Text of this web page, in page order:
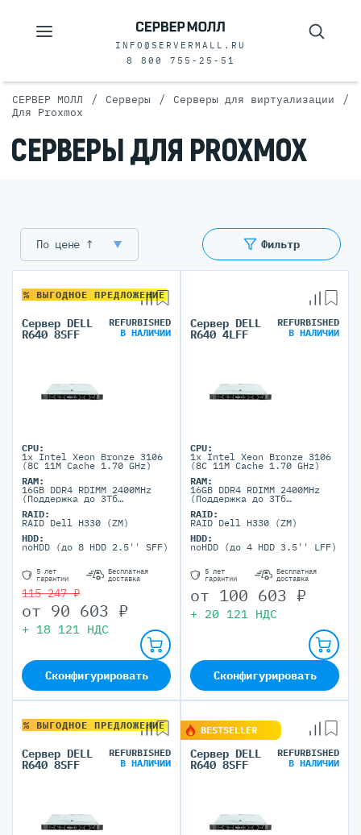
INFO@SERVERMALL.RU
8 800 755-25-51
СЕРВЕР МОЛЛ / Серверы / Серверы для виртуализации /
Для Proxmox
СЕРВЕРЫ ДЛЯ PROXMOX
Фильтр
По цене ↑
% ВЫГОДНОЕ ПРЕДЛОЖЕНИЕ
Сервер DELL
R640 8SFF
REFURBISHED
В НАЛИЧИИ
CPU:
1x Intel Xeon Bronze 3106
(8C 11M Cache 1.70 GHz)
RAM:
16GB DDR4 RDIMM 2400MHz
(Поддержка до 3Тб
портов)
RAID:
RAID Dell H330 (ZM)
HDD:
noHDD (до 8 HDD 2.5'' SFF)
5 лет
гарантии
Бесплатная
доставка
115 247 ₽
от 90 603 ₽
+ 18 121 НДС
Сконфигурировать
Сервер DELL
R640 4LFF
REFURBISHED
В НАЛИЧИИ
CPU:
1x Intel Xeon Bronze 3106
(8C 11M Cache 1.70 GHz)
RAM:
16GB DDR4 RDIMM 2400MHz
(Поддержка до 3Тб
портов)
RAID:
RAID Dell H330 (ZM)
HDD:
noHDD (до 4 HDD 3.5'' LFF)
5 лет
гарантии
Бесплатная
доставка
от 100 603 ₽
+ 20 121 НДС
Сконфигурировать
% ВЫГОДНОЕ ПРЕДЛОЖЕНИЕ
Сервер DELL
R640 8SFF
REFURBISHED
В НАЛИЧИИ
BESTSELLER
Сервер DELL
R640 8SFF
REFURBISHED
В НАЛИЧИИ